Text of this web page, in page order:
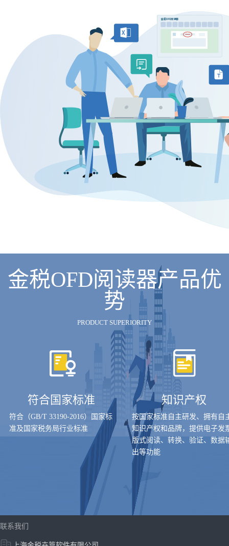
金税OFD阅读器产品优
势
PRODUCT SUPERIORITY
符合国家标准
符合（GB/T 33190-2016）国家标
准及国家税务局行业标准
知识产权
按国家标准自主研发、拥有自
知识产权和品牌，提供电子发
版式阅读、转换、验证、数据
出等功能
联系我们